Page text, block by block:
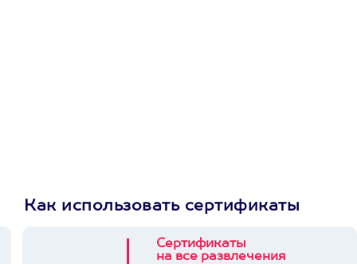
Как использовать сертификаты
Сертификаты
на все развлечения